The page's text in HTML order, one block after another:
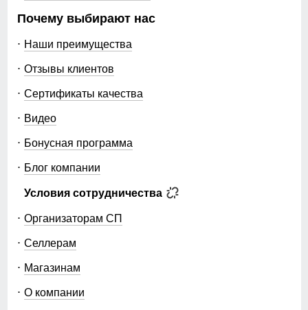
Почему выбирают нас
Наши преимущества
Отзывы клиентов
Сертификаты качества
Видео
Бонусная программа
Блог компании
Условия сотрудничества
Организаторам СП
Селлерам
Магазинам
О компании